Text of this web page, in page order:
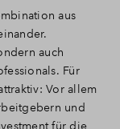
aus
auch
Für
Vor allem
und
für die